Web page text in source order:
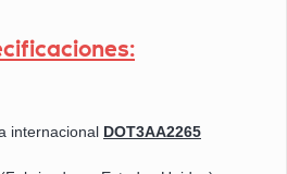
internacional DOT3AA2265